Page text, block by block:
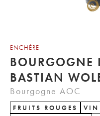
ENCHÈRE
BOURGOGNE
BASTIAN
Bourgogne AOC
FRUITS ROUGES
VIN